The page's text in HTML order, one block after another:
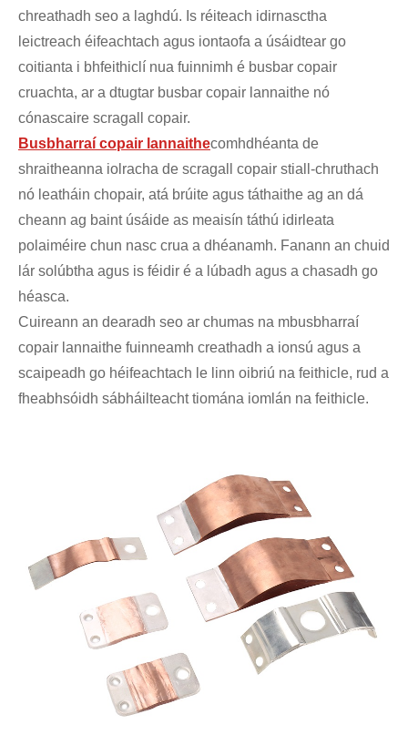
chreathadh seo a laghdú. Is réiteach idirnasctha
leictreach éifeachtach agus iontaofa a úsáidtear go
coitianta i bhfeithiclí nua fuinnimh é busbar copair
cruachta, ar a dtugtar busbar copair lannaithe nó
cónascaire scragall copair.
Busbharraí copair lannaithecomhdhéanta de
shraitheanna iolracha de scragall copair stiall-chruthach
nó leatháin chopair, atá brúite agus táthaithe ag an dá
cheann ag baint úsáide as meaisín táthú idirleata
polaiméire chun nasc crua a dhéanamh. Fanann an chuid
lár solúbtha agus is féidir é a lúbadh agus a chasadh go
héasca.
Cuireann an dearadh seo ar chumas na mbusbharraí
copair lannaithe fuinneamh creathadh a ionsú agus a
scaipeadh go héifeachtach le linn oibriú na feithicle, rud a
fheabhsóidh sábháilteacht tiomána iomlán na feithicle.